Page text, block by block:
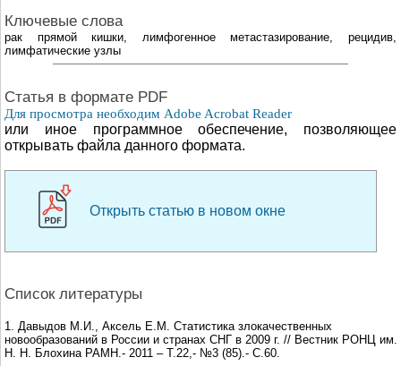
Ключевые слова
рак прямой кишки, лимфогенное метастазирование, рецидив,
лимфатические узлы
Cтатья в формате PDF
Для просмотра необходим Adobe Acrobat Reader
или иное программное обеспечение, позволяющее
открывать файла данного формата.
Открыть статью в новом окне
Список литературы
1. Давыдов М.И., Аксель Е.М. Статистика злокачественных
новообразований в России и странах СНГ в 2009 г. // Вестник РОНЦ им.
Н. Н. Блохина РАМН.- 2011 – Т.22,- №3 (85).- С.60.